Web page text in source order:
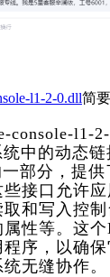
l1-2-0.dll简
console-l1-
中的动态
部分，提供
接口允许
和写入控
性等。这
序，以确
无缝协作。